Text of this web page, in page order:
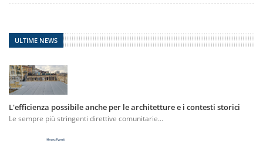
ULTIME NEWS
L'efficienza possibile anche per le architetture e i contesti storici
Le sempre più stringenti direttive comunitarie...